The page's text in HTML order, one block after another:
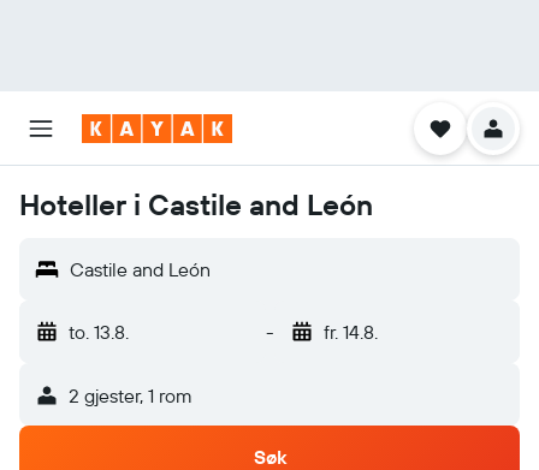
Hoteller i Castile and León
Castile and León
to. 13.8. - fr. 14.8.
2 gjester, 1 rom
Søk